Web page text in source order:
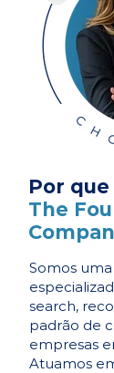
Por
The
Somos
search,
padrão de
empresas
Atuamos